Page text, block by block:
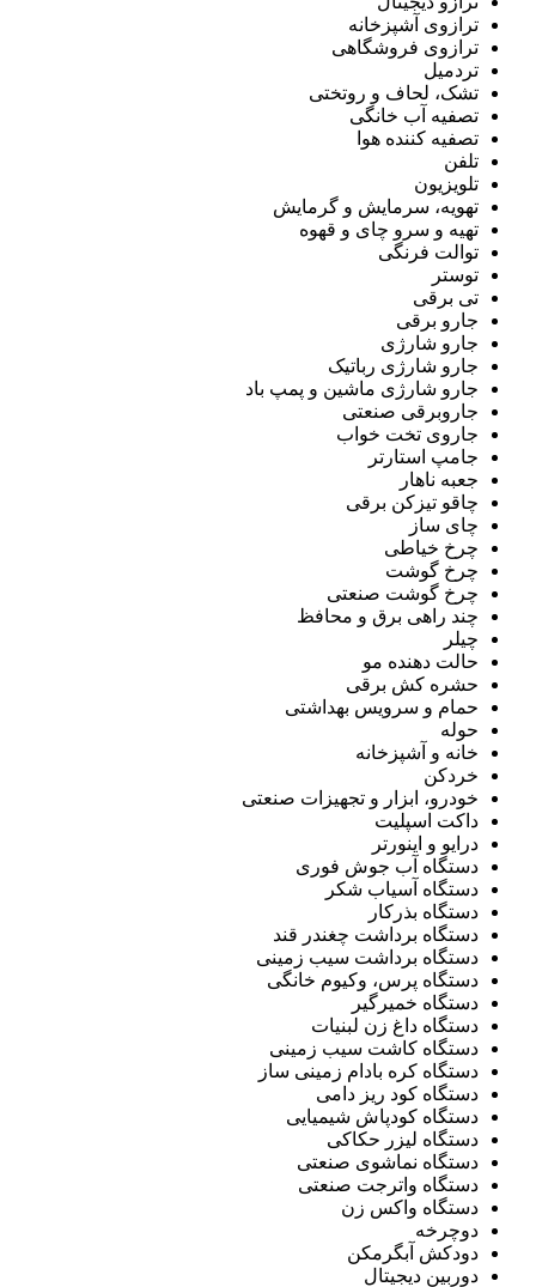
ترازوی آشپزخانه
ترازوی فروشگاهی
تردمیل
تشک، لحاف و روتختی
تصفیه آب خانگی
تصفیه کننده هوا
تلفن
تلویزیون
تهویه، سرمایش و گرمایش
تهیه و سرو چای و قهوه
توالت فرنگی
توستر
تی برقی
جارو برقی
جارو شارژی
جارو شارژی رباتیک
جارو شارژی ماشین و پمپ باد
جاروبرقی صنعتی
جاروی تخت خواب
جامپ استارتر
جعبه ناهار
چاقو تیزکن برقی
چای ساز
چرخ خیاطی
چرخ گوشت
چرخ گوشت صنعتی
چند راهی برق و محافظ
چیلر
حالت دهنده مو
حشره کش برقی
حمام و سرویس بهداشتی
حوله
خانه و آشپزخانه
خردکن
خودرو، ابزار و تجهیزات صنعتی
داکت اسپلیت
درایو و اینورتر
دستگاه آب جوش فوری
دستگاه آسیاب شکر
دستگاه بذرکار
دستگاه برداشت چغندر قند
دستگاه برداشت سیب زمینی
دستگاه پرس، وکیوم خانگی
دستگاه خمیرگیر
دستگاه داغ زن لبنیات
دستگاه کاشت سیب زمینی
دستگاه کره بادام زمینی ساز
دستگاه کود ریز دامی
دستگاه کودپاش شیمیایی
دستگاه لیزر حکاکی
دستگاه نماشوی صنعتی
دستگاه واترجت صنعتی
دستگاه واکس زن
دوچرخه
دودکش آبگرمکن
دوربین دیجیتال